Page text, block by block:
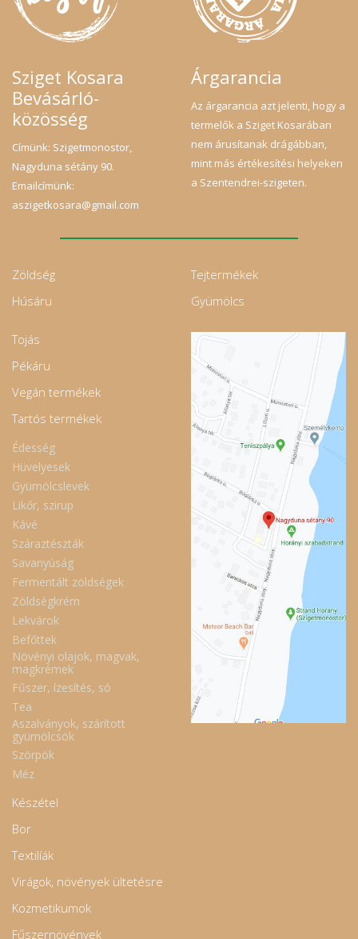
Sziget Kosara
Bevásárló-
közösség
Címünk: Szigetmonostor,
Nagyduna sétány 90.
Emailcímünk:
aszigetkosara@gmail.com
Árgarancia
Az árgarancia azt jelenti, hogy a
termelők a Sziget Kosarában
nem árusítanak drágábban,
mint más értékesítési helyeken
a Szentendrei-szigeten.
Zöldség
Húsáru
Tejtermékek
Gyümölcs
Tojás
Pékáru
Vegán termékek
Tartós termékek
Édesség
Hüvelyesek
Gyümölcslevek
Likőr, szirup
Kávé
Száraztészták
Savanyúság
Fermentált zöldségek
Zöldségkrém
Lekvárok
Befőttek
Növényi olajok, magvak,
magkrémek
Fűszer, ízesítés, só
Tea
Aszalványok, szárított
gyümölcsök
Szörpök
Méz
Készétel
Bor
Textilíák
Virágok, növények ültetésre
Kozmetikumok
Fűszernövények